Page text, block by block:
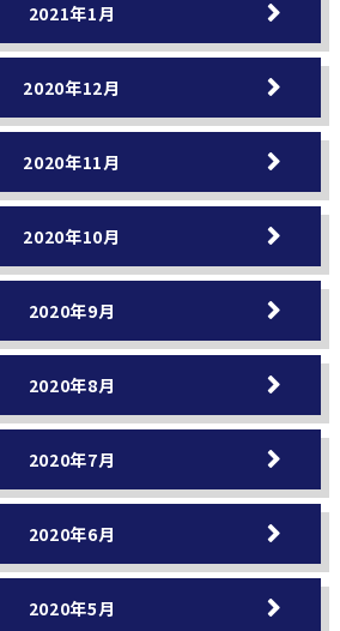
2021年1月
2020年12月
2020年11月
2020年10月
2020年9月
2020年8月
2020年7月
2020年6月
2020年5月